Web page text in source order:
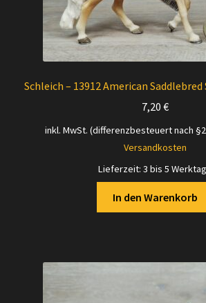
Schleich – 13912 American
7,20 €
inkl. MwSt. (differenzbesteuert nach
Versandkosten
Lieferzeit: 3 bis 5
In den Warenkorb